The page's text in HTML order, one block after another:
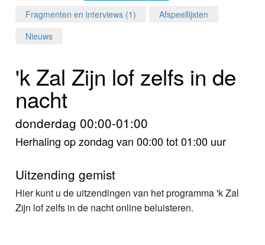
Home
Foto's
Video
Webcam
Info
Fragmenten en interviews (1)
Afspeellijsten
Nieuws
'k Zal Zijn lof zelfs in de
nacht
donderdag 00:00-01:00
Herhaling op zondag van 00:00 tot 01:00 uur
Uitzending gemist
Hier kunt u de uitzendingen van het programma 'k Zal
Zijn lof zelfs in de nacht online beluisteren.